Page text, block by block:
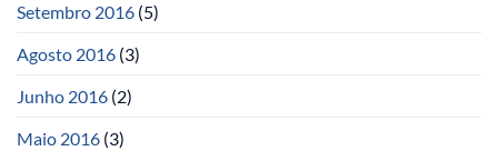
Setembro 2016 (5)
Agosto 2016 (3)
Junho 2016 (2)
Maio 2016 (3)